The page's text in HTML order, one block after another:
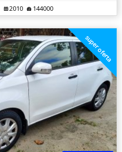
2010 144000
super oferta